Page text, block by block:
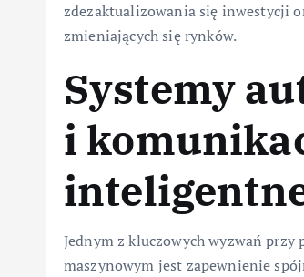
zdezaktualizowania się inwestycji
zmieniających się rynków.
Systemy
i
Jednym z kluczowych wyzwań
maszynowym jest zapewnienie